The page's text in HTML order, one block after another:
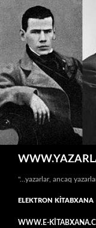
"…yazarlar, ancaq
ELEKTRON KİTABXANA
WWW.E-